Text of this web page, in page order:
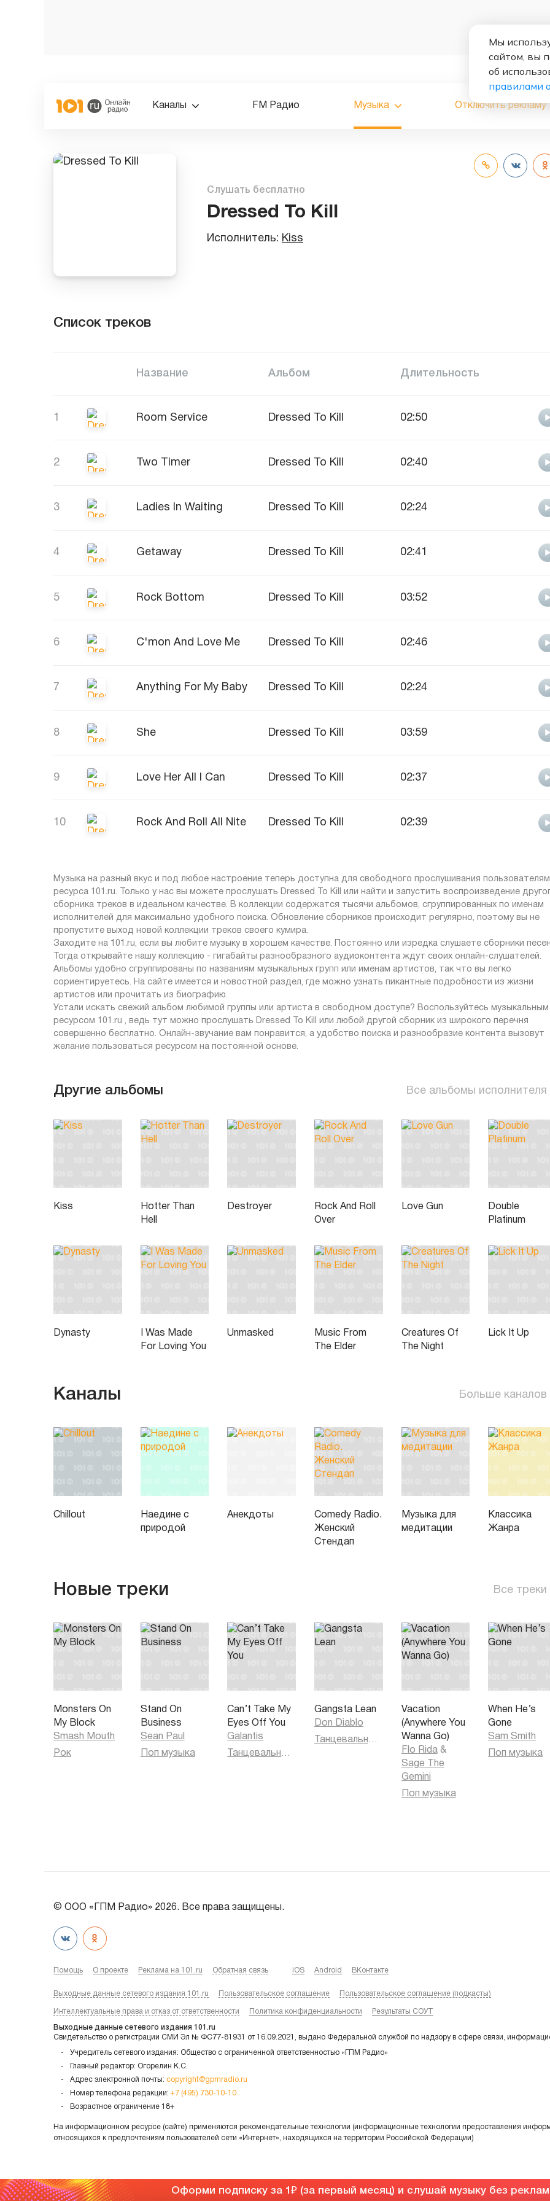
Каналы FM Радио Музыка Отключить рекламу
Слушать бесплатно
Dressed To Kill
Исполнитель: Kiss
Список треков
Название Альбом Длительность
1 Room Service Dressed To Kill 02:50
2 Two Timer Dressed To Kill 02:40
3 Ladies In Waiting Dressed To Kill 02:24
4 Getaway Dressed To Kill 02:41
5 Rock Bottom Dressed To Kill 03:52
6 C'mon And Love Me Dressed To Kill 02:46
7 Anything For My Baby Dressed To Kill 02:24
8 She Dressed To Kill 03:59
9 Love Her All I Can Dressed To Kill 02:37
10 Rock And Roll All Nite Dressed To Kill 02:39
Музыка на разный вкус и под любое настроение теперь доступна для свободного прослушивания пользователям
ресурса 101.ru. Только у нас вы можете прослушать Dressed To Kill или найти и запустить воспроизведение
сборника треков в идеальном качестве. В коллекции содержатся тысячи альбомов, сгруппированных по именам
исполнителей для максимально удобного поиска. Обновление сборников происходит регулярно, поэтому вы не
пропустите выход новой коллекции треков своего кумира.
Заходите на 101.ru, если вы любите музыку в хорошем качестве. Постоянно или изредка слушаете сборники
Тогда открывайте нашу коллекцию - гигабайты разнообразного аудиоконтента ждут своих онлайн-слушателей.
Альбомы удобно сгруппированы по названиям музыкальных групп или именам артистов, так что вы легко
сориентируетесь. На сайте имеется и новостной раздел, где можно узнать пикантные подробности из жизни
артистов или прочитать из биографию.
Устали искать свежий альбом любимой группы или артиста в свободном доступе? Воспользуйтесь музыкальным
ресурсом 101.ru , ведь тут можно прослушать Dressed To Kill или любой другой сборник из широкого перечня
совершенно бесплатно. Онлайн-звучание вам понравится, а удобство поиска и разнообразие контента вызовут
желание пользоваться ресурсом на постоянной основе.
Другие альбомы Все альбомы исполнителя
Kiss
Hotter Than
Hell
Destroyer
Rock And Roll
Over
Love Gun
Double
Platinum
Dynasty
I Was Made
For Loving You
Unmasked
Music From
The Elder
Creatures Of
The Night
Lick It Up
Каналы Больше каналов
Chillout
Наедине с
природой
Анекдоты
Comedy Radio.
Женский
Стендап
Музыка для
медитации
Классика
Жанра
Новые треки Все треки
Monsters On
My Block
Smash Mouth
Рок
Stand On
Business
Sean Paul
Поп музыка
Can’t Take My
Eyes Off You
Galantis
Gangsta Lean
Don Diablo
Vacation
(Anywhere You
Wanna Go)
Flo Rida &
Sage The
Gemini
Поп музыка
When He’s
Gone
Sam Smith
Поп музыка
© ООО «ГПМ Радио» 2026. Все права защищены.
Помощь О проекте Реклама на 101.ru Обратная связь iOS Android ВКонтакте
Выходные данные сетевого издания 101.ru Пользовательское соглашение Пользовательское соглашение (подкасты)
Интеллектуальные права и отказ от ответственности Политика конфиденциальности Результаты СОУТ
Выходные данные сетевого издания 101.ru
Свидетельство о регистрации СМИ Эл № ФС77-81931 от 16.09.2021, выдано Федеральной службой по надзору в сфере связи,
Учредитель сетевого издания: Общество с ограниченной ответственностью «ГПМ Радио»
Главный редактор: Огорелин К.С.
Адрес электронной почты: copyright@gpmradio.ru
Номер телефона редакции: +7 (495) 730-10-10
Возрастное ограничение 18+
На информационном ресурсе (сайте) применяются рекомендательные технологии (информационные технологии предоставления
относящихся к предпочтениям пользователей сети «Интернет», находящихся на территории Российской Федерации)
Оформи подписку за 1 (за первый месяц) и слушай музыку без
Мы
сайтом, вы
об
правилами